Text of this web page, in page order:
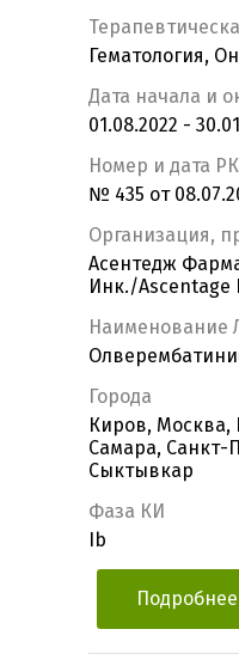
Гематология,
Дата начала и
01.08.2022 -
Номер и дата
№ 435 от
Организация,
Асентедж
Инк./Ascentage
Наименование
Города
Киров, Москва,
Самара, Санкт-
Сыктывкар
Фаза КИ
Ib
Подробнее